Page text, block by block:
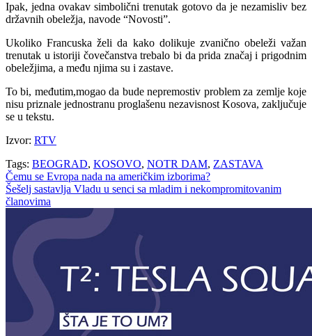
Ipak, jedna ovakav simbolični trenutak gotovo da je nezamisliv bez
državnih obeležja, navode “Novosti”.
Ukoliko Francuska želi da kako dolikuje zvanično obeleži važan
trenutak u istoriji čovečanstva trebalo bi da prida značaj i prigodnim
obeležjima, a među njima su i zastave.
To bi, međutim,mogao da bude nepremostiv problem za zemlje koje
nisu priznale jednostranu proglašenu nezavisnost Kosova, zaključuje
se u tekstu.
Izvor: RTV
Tags: BEOGRAD, KOSOVO, NOTR DAM, ZASTAVA
Navigacija
članaka
Čemu se Evropa nada na američkim izborima?
Šešelj sastavlja Vladu u senci sa mladim i nekompromitovanim
članovima